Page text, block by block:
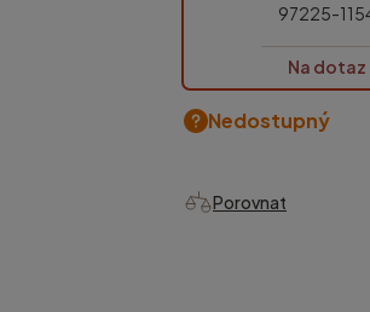
97225-
Na dotaz
Nedostupný
Porovnat